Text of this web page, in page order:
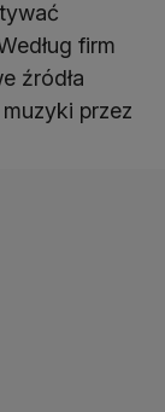
firm
źródła
przez